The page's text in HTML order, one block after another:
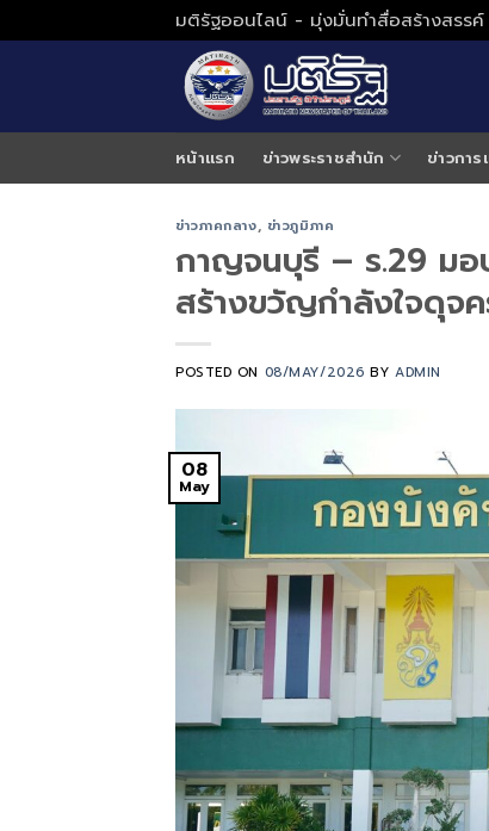
to
มติรัฐออนไลน์ - มุ่งมั่นทำสื่อสร้างสรร
หน้าแรก ข่าวพระราชสำนัก ข่าวการ
ข่าวภาคกลาง, ข่าวภูมิภาค
กาญจนบุรี – ร.29 ม
สร้างขวัญกำลังใจดุจ
POSTED ON 08/MAY/2026 BYADMIN
08
May